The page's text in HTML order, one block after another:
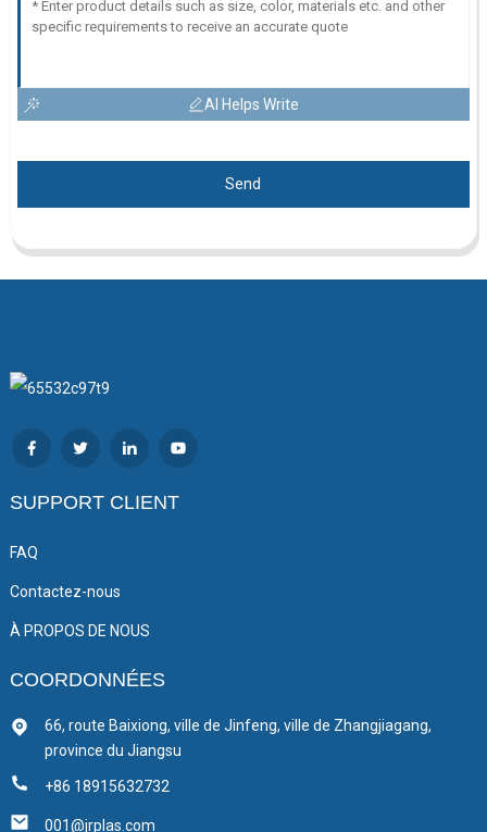
AI Helps Write
Send
SUPPORT CLIENT
FAQ
Contactez-nous
À PROPOS DE NOUS
COORDONNÉES
66, route Baixiong, ville de Jinfeng, ville de Zhangjiagang,
province du Jiangsu
+86 18915632732
001@jrplas.com